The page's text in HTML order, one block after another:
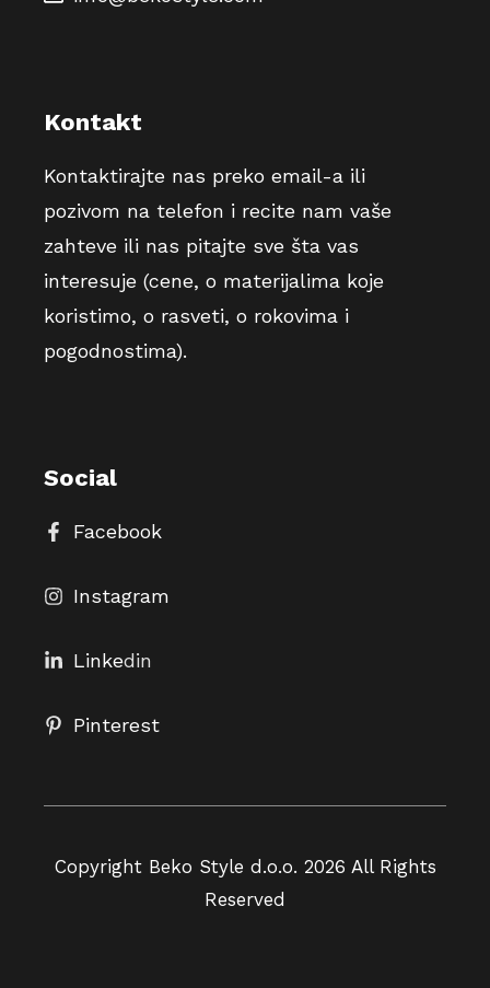
Kontakt
Kontaktirajte nas preko email-a ili
pozivom na telefon i recite nam vaše
zahteve ili nas pitajte sve šta vas
interesuje (cene, o materijalima koje
koristimo, o rasveti, o rokovima i
pogodnostima).
Social
Facebook
Instagram
Linkedin
Pinterest
Copyright Beko Style d.o.o. 2026 All Rights
Reserved